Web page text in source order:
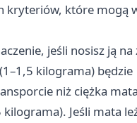
kryteriów, które mogą
jeśli nosisz ją na
kilograma) będzie
niż ciężka
Jeśli mata